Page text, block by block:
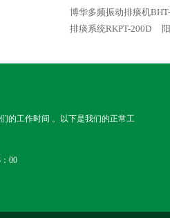
博华多频振动排痰机
排痰系统RKPT-200D
的工作时间 。以下是我们的正常工
00